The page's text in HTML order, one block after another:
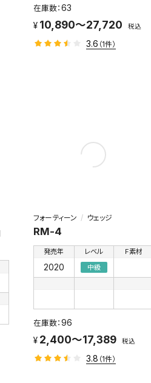
63
10,890～27,720 税込
3.6 （1件）
フォーティーン ウェッジ
RM-4
発売年
2020
レベル
中級
F素材
96
2,400～17,389 税込
3.8 （1件）